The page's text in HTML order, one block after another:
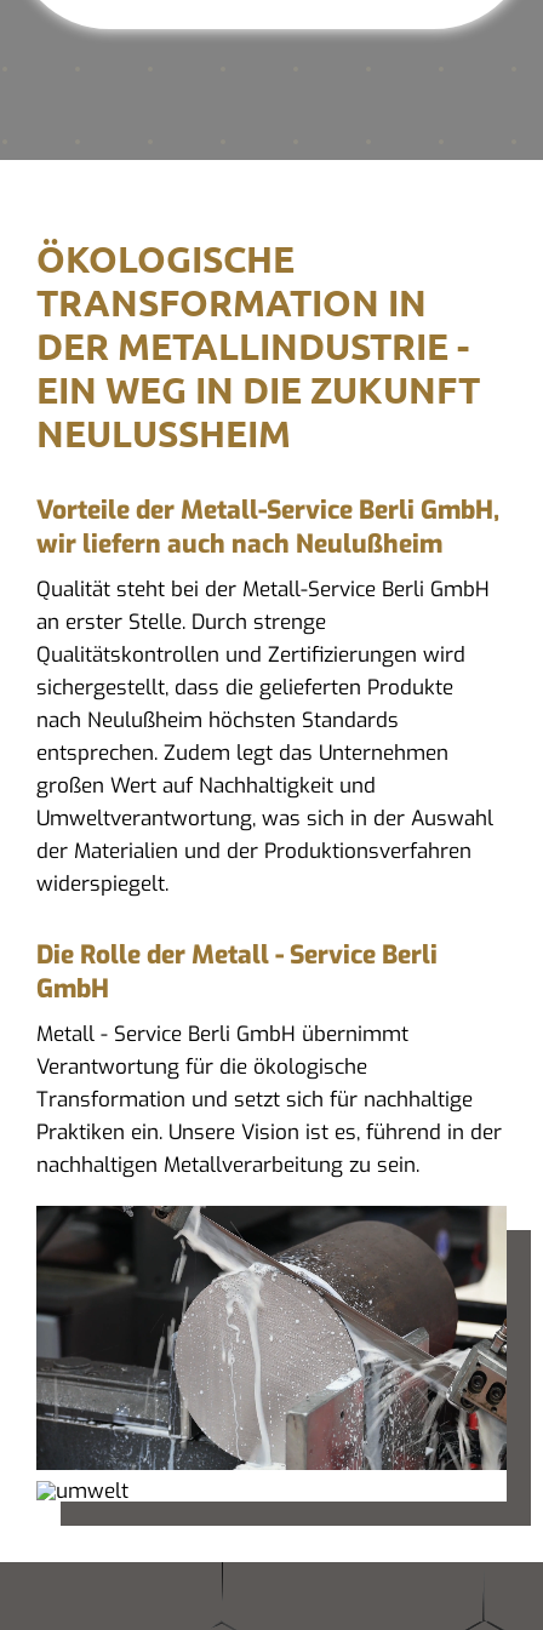
ÖKOLOGISCHE
TRANSFORMATION IN
DER METALLINDUSTRIE -
EIN WEG IN DIE ZUKUNFT
NEULUSSHEIM
Vorteile der Metall-Service Berli GmbH,
wir liefern auch nach Neulußheim
Qualität steht bei der Metall-Service Berli GmbH
an erster Stelle. Durch strenge
Qualitätskontrollen und Zertifizierungen wird
sichergestellt, dass die gelieferten Produkte
nach Neulußheim höchsten Standards
entsprechen. Zudem legt das Unternehmen
großen Wert auf Nachhaltigkeit und
Umweltverantwortung, was sich in der Auswahl
der Materialien und der Produktionsverfahren
widerspiegelt.
Die Rolle der Metall - Service Berli
GmbH
Metall - Service Berli GmbH übernimmt
Verantwortung für die ökologische
Transformation und setzt sich für nachhaltige
Praktiken ein. Unsere Vision ist es, führend in der
nachhaltigen Metallverarbeitung zu sein.